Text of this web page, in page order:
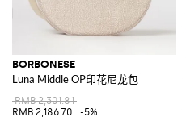
BORBONESE
Luna Middle OP印花尼龙包
RMB 2,301.81
RMB 2,186.70
-5%